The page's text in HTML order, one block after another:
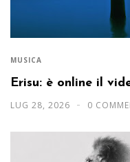
MUSICA
Erisu: è online il
LUG 28, 2026 0